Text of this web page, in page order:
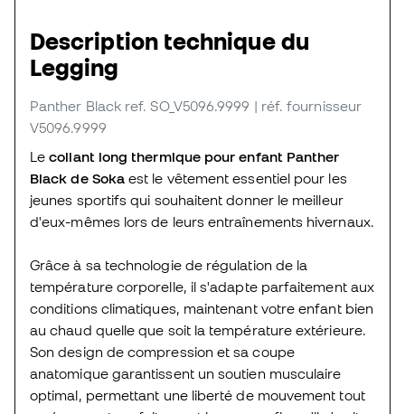
Description technique du
Legging
Panther Black ref. SO_V5096.9999 | réf. fournisseur
V5096.9999
Lecollant long thermique pour enfant Panther
Black de Soka est le vêtement essentiel pour les
jeunes sportifs qui souhaitent donner le meilleur
d'eux-mêmes lors de leurs entraînements hivernaux.
Grâce à sa technologie de régulation de la
température corporelle, il s'adapte parfaitement aux
conditions climatiques, maintenant votre enfant bien
au chaud quelle que soit la température extérieure.
Son design de compression et sa coupe
anatomique garantissent un soutien musculaire
optimal, permettant une liberté de mouvement tout